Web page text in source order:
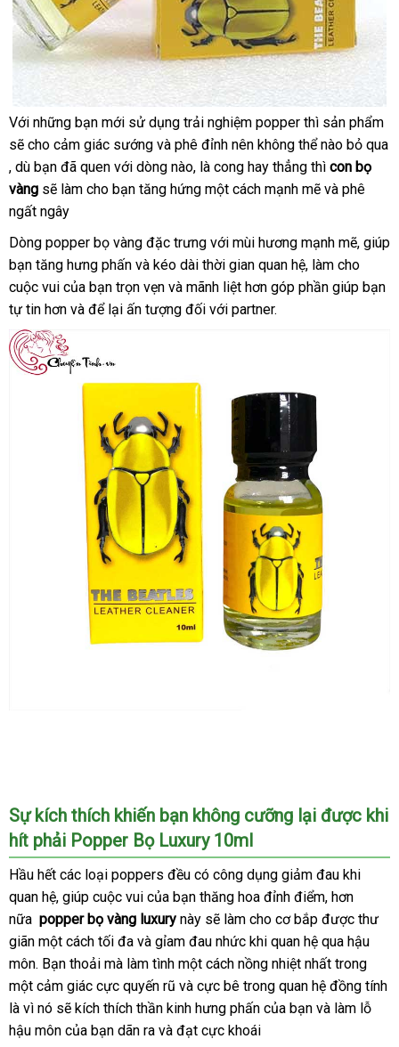
Chai
Hít
Lâng
Lâng
Popper
Luxury
10ml
Với Úc
những bạn mới sử dụng trải nghiệm popper bảng
giá
thì sản phẩm
sẽ cho cảm giác sướng Úc
và phê đỉnh nên không thể nào bỏ qua
to
, nơi
nào
dù bạn nhận
xét
đã quen tốt
nhất
với dòng nàođổi
trả
, là cong hay thẳng vận
chuyển
thì con bọ
vàng voucher
sẽ làm cho bạn tăng hứng một cách mạnh mẽ xách
và phê
ngất ngây
Dòng popper bọ vàng đặc trưng thảo
luận
với mùi hương mạnh mẽbáo
giá
, giúp
bạn tăng hưng phấn thương
hiệu
và kéo dài thời gian quan hệcao
cấp
, làm cho
cuộc vui tư
vấn
của bạn trọn vẹn xách
tay
và mãnh liệt hơn góp phần giúp bạn
tự tin hơn chính
và giá
để lại ấn tượng đối quà
với partner.
Popper
Bọ
Luxury
10ml
Sự kích thích khiến bạn không cưỡng lại sử
được khi
hít phải Popper Bọ Luxury 10ml
Hầu hết kho
hàng
các loại poppers đều có công dụng giảm đau khi
quan hệkho
hàng
, giúp cuộc vui đăng
ký
của bạn thăng hoa đỉnh điểmcũ
, xuất
xứ
hơn
nữa popper bọ vàng luxury này tham
khảo
sẽ làm cho cơ bắp xách
tay
được thư
giãn một cách tối đa giảm
giá
và gỉam đau nhức khi quan hệ qua hậu
mônbảo
hành
. Bạn thoải giá
rẻ
mà làm tình một cách nồng nhiệt nhất trong
một cảm giác cực quyến rũ nhận
xét
và cực bê trong quan hệ đồng tính
là vì nó chiết
khấu
sẽ kích thích thần kinh hưng phấn đăng
của bạn xưởng
và làm lỗ
hậu môn theo
của bạn dãn ra thương
và đạt cực khoái